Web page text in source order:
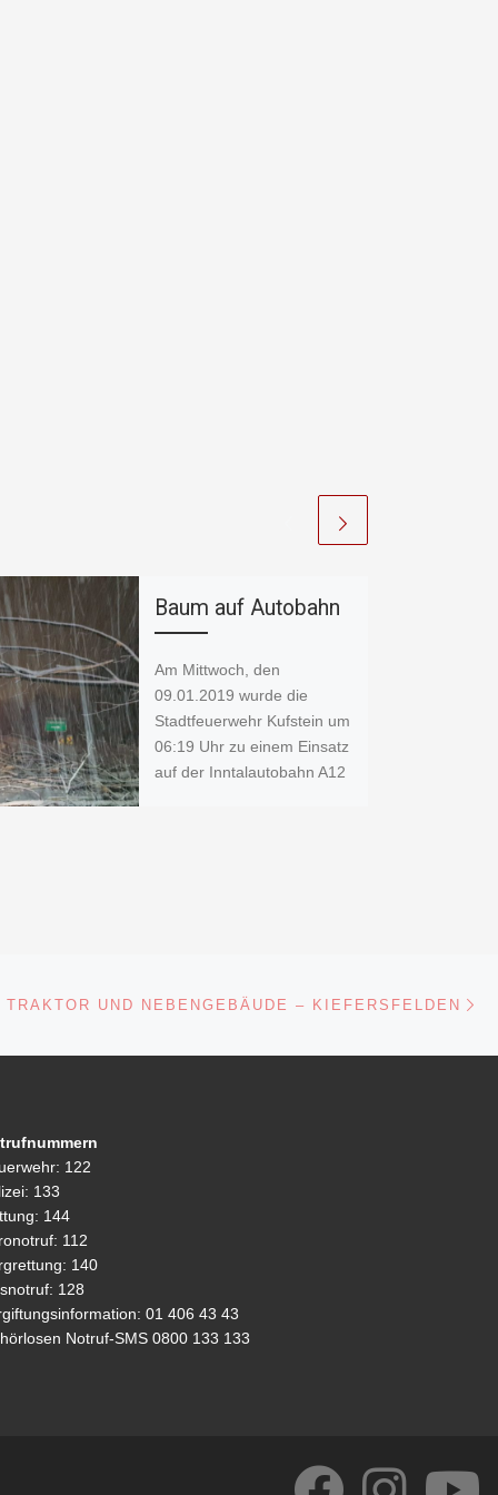
Baum auf Autobahn
Am Mittwoch, den
09.01.2019 wurde die
Stadtfeuerwehr Kufstein um
06:19 Uhr zu einem Einsatz
auf der Inntalautobahn A12
b
o
A
p
Li
n
TRAKTOR UND NEBENGEBÄUDE – KIEFERSFELDEN
122
133
144
112
140
128
01 406 43 43
Notruf-SMS 0800 133 133